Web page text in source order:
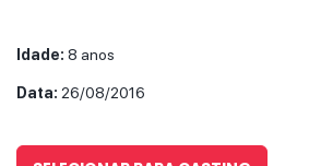
Idade: 8 anos
Data: 26/08/2016